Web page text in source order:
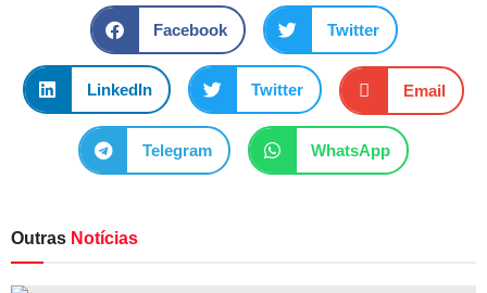
Facebook Twitter
LinkedIn Twitter Email
Telegram WhatsApp
Outras Notícias